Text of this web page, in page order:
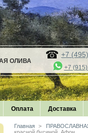
ОЛИВА
+7 (495)
+7
Оплата Доставка
Главная >